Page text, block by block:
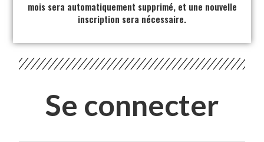
mois sera automatiquement supprimé, et une nouvelle
inscription sera nécessaire.
Se connecter